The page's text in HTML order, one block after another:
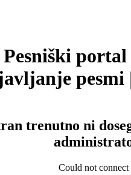
Pesniški
pesmi
trenutno ni
Could not connect